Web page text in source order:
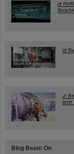
jetzt
Blog Beam On